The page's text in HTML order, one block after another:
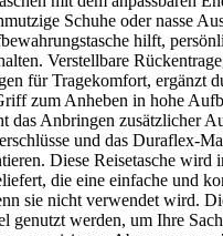
Schuhe oder nasse
hilft,
Verstellbare
für Tragekomfort, ergänzt
zum Anheben in hohe
das Anbringen zusätzlicher
und das Duraflex-
Diese Reisetasche wird
die eine einfache und
sie nicht verwendet wird.
genutzt werden, um Ihre